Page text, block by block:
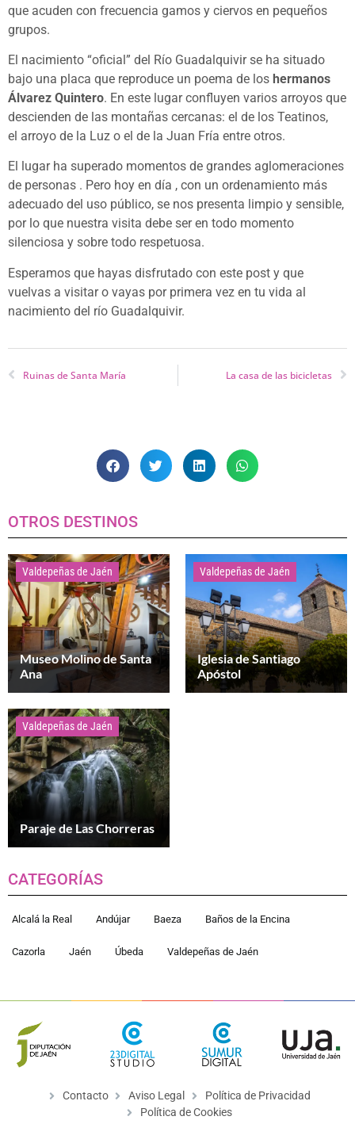
que acuden con frecuencia gamos y ciervos en pequeños
grupos.
El nacimiento “oficial” del Río Guadalquivir se ha situado
bajo una placa que reproduce un poema de los hermanos
Álvarez Quintero. En este lugar confluyen varios arroyos que
descienden de las montañas cercanas: el de los Teatinos,
el arroyo de la Luz o el de la Juan Fría entre otros.
El lugar ha superado momentos de grandes aglomeraciones
de personas . Pero hoy en día , con un ordenamiento más
adecuado del uso público, se nos presenta limpio y sensible,
por lo que nuestra visita debe ser en todo momento
silenciosa y sobre todo respetuosa.
Esperamos que hayas disfrutado con este post y que
vuelvas a visitar o vayas por primera vez en tu vida al
nacimiento del río Guadalquivir.
Ruinas de Santa María La casa de las bicicletas
OTROS DESTINOS
Valdepeñas de Jaén
Museo Molino de Santa
Ana
Valdepeñas de Jaén
Iglesia de Santiago
Apóstol
Valdepeñas de Jaén
Paraje de Las Chorreras
CATEGORÍAS
Alcalá la Real Andújar Baeza Baños de la Encina
Cazorla Jaén Úbeda Valdepeñas de Jaén
Contacto Aviso Legal
Política de Privacidad
Política de Cookies